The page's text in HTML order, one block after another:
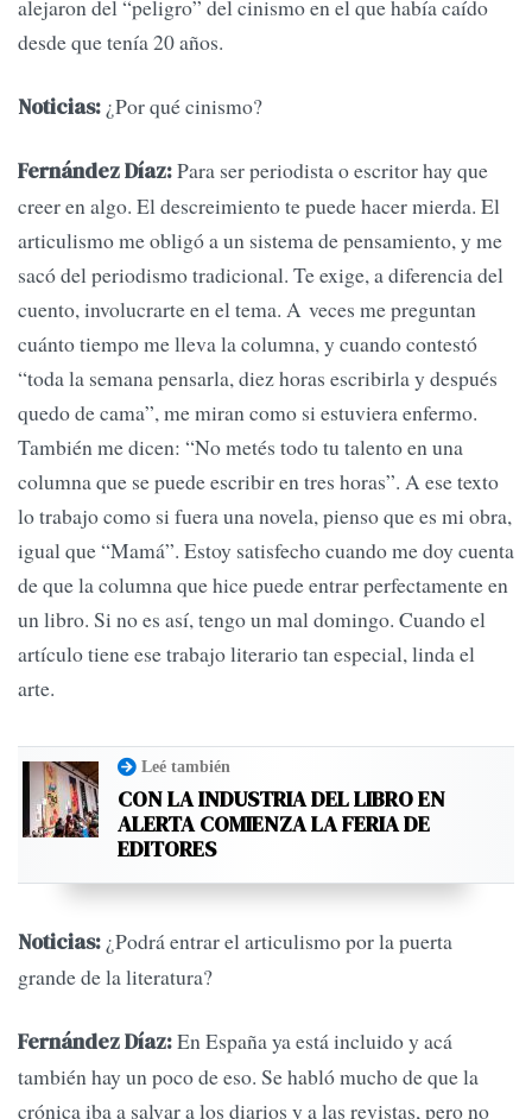
alejaron del “peligro” del cinismo en el que había caído
desde que tenía 20 años.
Noticias: ¿Por qué cinismo?
Fernández Díaz:Para ser periodista o escritor hay que
creer en algo. El descreimiento te puede hacer mierda. El
articulismo me obligó a un sistema de pensamiento, y me
sacó del periodismo tradicional. Te exige, a diferencia del
cuento, involucrarte en el tema. A veces me preguntan
cuánto tiempo me lleva la columna, y cuando contestó
“toda la semana pensarla, diez horas escribirla y después
quedo de cama”, me miran como si estuviera enfermo.
También me dicen: “No metés todo tu talento en una
columna que se puede escribir en tres horas”. A ese texto
lo trabajo como si fuera una novela, pienso que es mi obra,
igual que “Mamá”. Estoy satisfecho cuando me doy cuenta
de que la columna que hice puede entrar perfectamente en
un libro. Si no es así, tengo un mal domingo. Cuando el
artículo tiene ese trabajo literario tan especial, linda el
arte.
Leé también
CON LA INDUSTRIA DEL LIBRO EN
ALERTA COMIENZA LA FERIA DE
EDITORES
Noticias: ¿Podrá entrar el articulismo por la puerta
grande de la literatura?
Fernández Díaz:En España ya está incluido y acá
también hay un poco de eso. Se habló mucho de que la
crónica iba a salvar a los diarios y a las revistas, pero no